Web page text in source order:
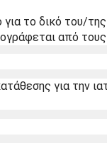
το δικό του/
από
για την